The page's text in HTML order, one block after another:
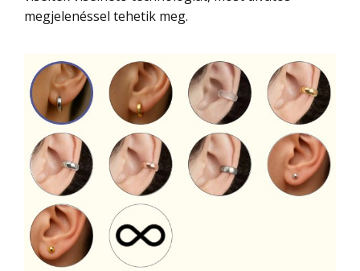
megjelenéssel tehetik meg.